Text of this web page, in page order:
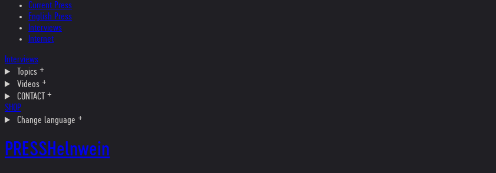
Current Press
English Press
Interviews
Internet
Interviews
Topics
Videos
CONTACT
SHOP
Change language
PRESSHelnwein